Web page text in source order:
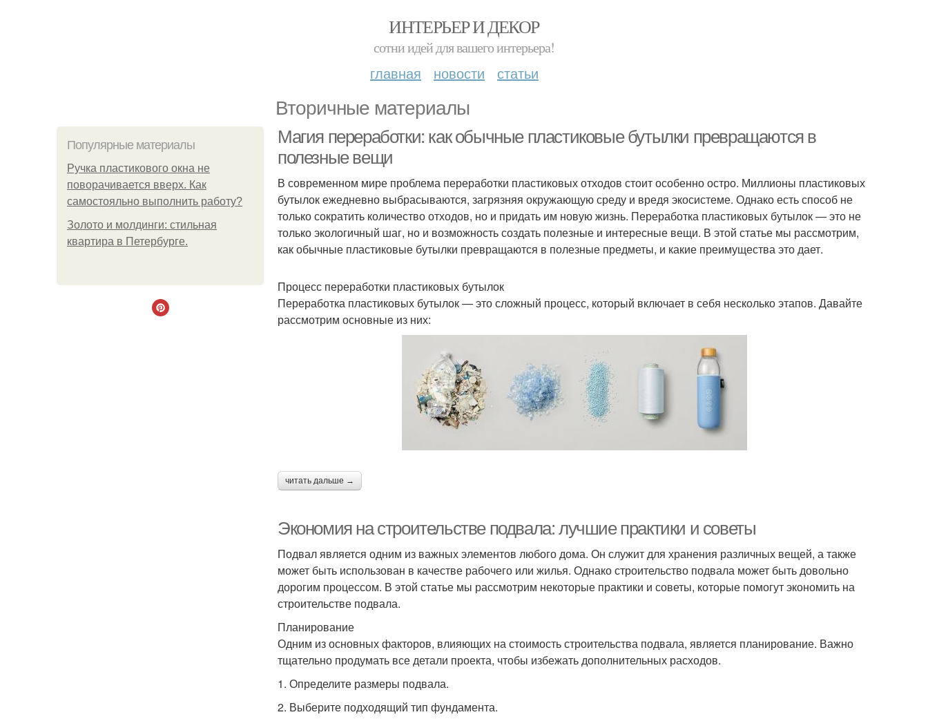
ИНТЕРЬЕР И ДЕКОР
сотни идей для вашего интерьера!
главная новости статьи
Вторичные материалы
Популярные материалы
Ручка пластикового окна не
поворачивается вверх. Как
самостояльно выполнить работу?
Золото и молдинги: стильная
квартира в Петербурге.
Магия переработки: как обычные пластиковые бутылки превращаются в
полезные вещи
В современном мире проблема переработки пластиковых отходов стоит особенно остро. Миллионы пластиковых
бутылок ежедневно выбрасываются, загрязняя окружающую среду и вредя экосистеме. Однако есть способ не
только сократить количество отходов, но и придать им новую жизнь. Переработка пластиковых бутылок — это не
только экологичный шаг, но и возможность создать полезные и интересные вещи. В этой статье мы рассмотрим,
как обычные пластиковые бутылки превращаются в полезные предметы, и какие преимущества это дает.
Процесс переработки пластиковых бутылок
Переработка пластиковых бутылок — это сложный процесс, который включает в себя несколько этапов. Давайте
рассмотрим основные из них:
читать дальше →
Экономия на строительстве подвала: лучшие практики и советы
Подвал является одним из важных элементов любого дома. Он служит для хранения различных вещей, а также
может быть использован в качестве рабочего или жилья. Однако строительство подвала может быть довольно
дорогим процессом. В этой статье мы рассмотрим некоторые практики и советы, которые помогут экономить на
строительстве подвала.
Планирование
Одним из основных факторов, влияющих на стоимость строительства подвала, является планирование. Важно
тщательно продумать все детали проекта, чтобы избежать дополнительных расходов.
1. Определите размеры подвала.
2. Выберите подходящий тип фундамента.